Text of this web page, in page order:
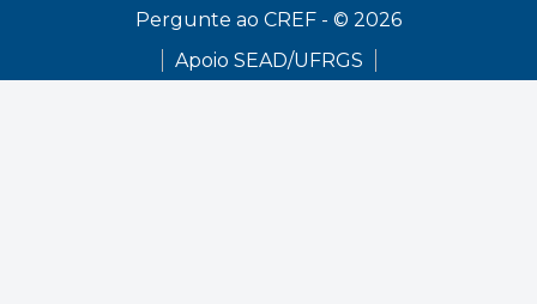
Pergunte ao CREF - © 2026
Apoio SEAD/UFRGS